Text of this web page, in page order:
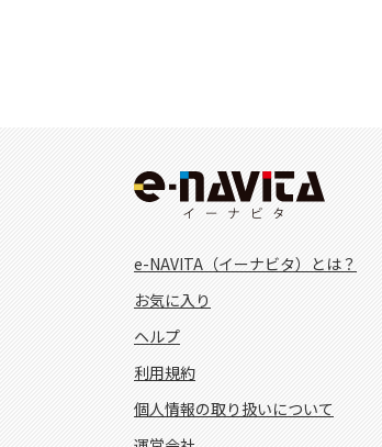
e-NAVITA（イーナビタ）とは？
お気に入り
ヘルプ
利用規約
個人情報の取り扱いについて